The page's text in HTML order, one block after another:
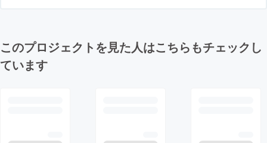
このプロジェクトを見た人はこちらもチェックし
ています